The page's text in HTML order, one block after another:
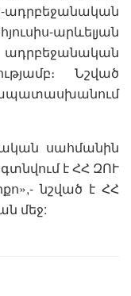
ադրբեջանական
արևելյան
Նշված
սահմանին
է ՀՀ ԶՈՒ
նշված է ՀՀ
մեջ: